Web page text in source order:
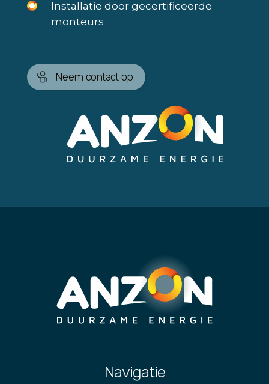
Installatie door gecertificeerde
monteurs
Neem contact op
Navigatie